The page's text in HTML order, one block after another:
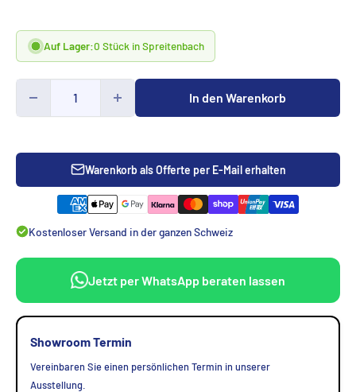
Auf Lager:0 Stück in Spreitenbach
In den Warenkorb
Warenkorb als Offerte per E-Mail erhalten
Kostenloser Versand in der ganzen Schweiz
Jetzt per WhatsApp beraten lassen
Showroom Termin
Vereinbaren Sie einen persönlichen Termin in unserer
Ausstellung.